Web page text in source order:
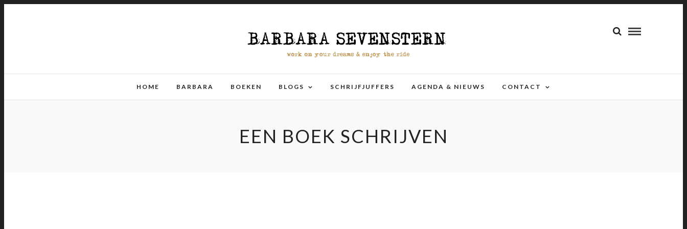
HOME BARBARA BOEKEN BLOGS SCHRIJFJUFFERS AGENDA & NIEUWS CONTACT
EEN BOEK SCHRIJVEN